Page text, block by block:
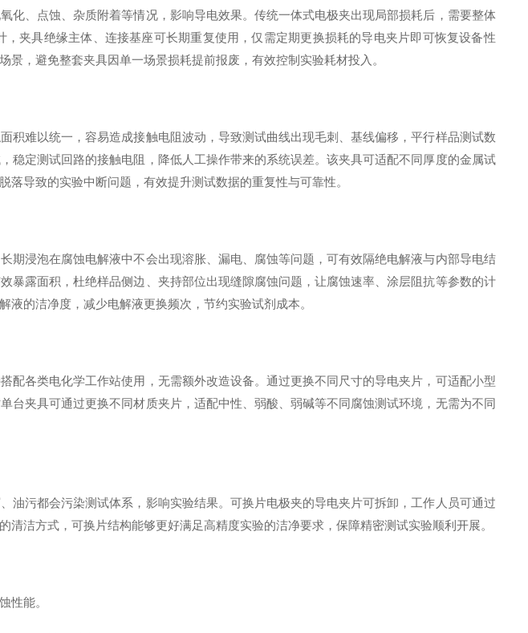
、点蚀、杂质附着等情况，影响导电效果。传统一体式电极夹出现局部损耗后，需要整体
夹具绝缘主体、连接基座可长期重复使用，仅需定期更换损耗的导电夹片即可恢复设备性
，避免整套夹具因单一场景损耗提前报废，有效控制实验耗材投入。
难以统一，容易造成接触电阻波动，导致测试曲线出现毛刺、基线偏移，平行样品测试数
定测试回路的接触电阻，降低人工操作带来的系统误差。该夹具可适配不同厚度的金属试
导致的实验中断问题，有效提升测试数据的重复性与可靠性。
浸泡在腐蚀电解液中不会出现溶胀、漏电、腐蚀等问题，可有效隔绝电解液与内部导电结
露面积，杜绝样品侧边、夹持部位出现缝隙腐蚀问题，让腐蚀速率、涂层阻抗等参数的计
的洁净度，减少电解液更换频次，节约实验试剂成本。
各类电化学工作站使用，无需额外改造设备。通过更换不同尺寸的导电夹片，可适配小型
夹具可通过更换不同材质夹片，适配中性、弱酸、弱碱等不同腐蚀测试环境，无需为不同
污都会污染测试体系，影响实验结果。可换片电极夹的导电夹片可拆卸，工作人员可通过
洁方式，可换片结构能够更好满足高精度实验的洁净要求，保障精密测试实验顺利开展。
性能。